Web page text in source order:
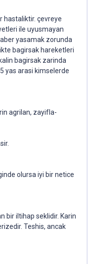
hastaliktir. çevreye
ile uyusmayan
yasamak zorunda
bagirsak hareketleri
bagirsak zarinda
yas arasi kimselerde
agrilan, zayifla-
olursa iyi bir netice
bir iltihap seklidir. Karin
Teshis, ancak